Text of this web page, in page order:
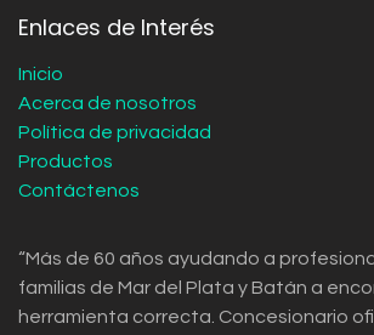
Enlaces de Interés
Inicio
Acerca de nosotros
Política de privacidad
Productos
Contáctenos
“Más de 60 años ayudando a
familias de Mar del Plata y Batán a
herramienta correcta. Concesionario